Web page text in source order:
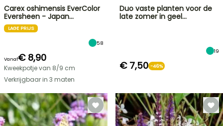
Carex oshimensis EverColor
Eversheen - Japan…
LAGE PRIJS
58
Vanaf€ 8,90
Kweekpotje van 8/9 cm
Verkrijgbaar in 3 maten
Duo vaste planten voor de
late zomer in geel…
19
€ 7,50 -46%